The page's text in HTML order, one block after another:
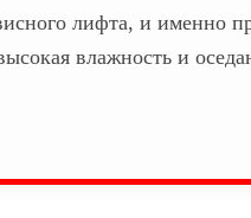
лифта, и именно
влажность и